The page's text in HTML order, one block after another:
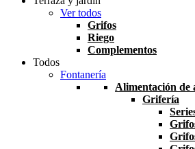
Ver todos
Grifos
Riego
Complementos
Todos
Fontanería
Alimentación de
Grifería